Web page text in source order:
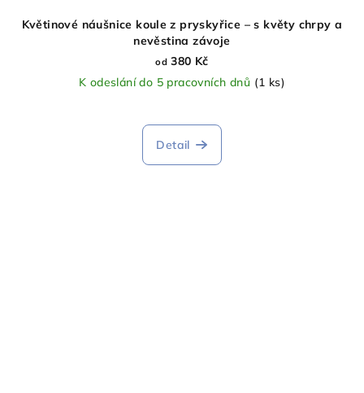
Květinové náušnice koule z pryskyřice – s květy chrpy a
nevěstina závoje
od 380 Kč
K odeslání do 5 pracovních dnů (1 ks)
Detail